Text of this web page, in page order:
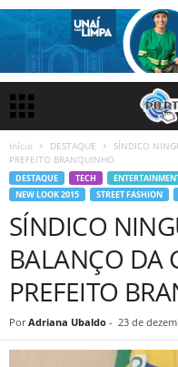
Início DESTAQUE
SÍNDICO
PREFEITO BRANQUINHO
DESTAQUE TECH
NEW LOOK 2015
STREET FASHION
SÍNDICO
BALANÇO DA
PREFEITO
Por Adriana Ubaldo - 23 de